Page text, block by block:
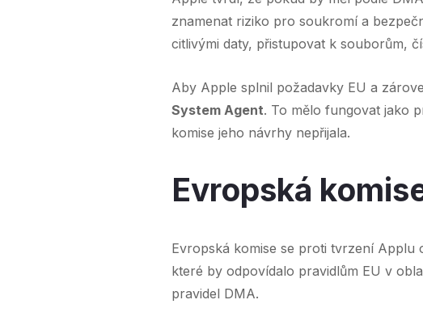
znamenat riziko pro soukromí a
citlivými daty, přistupovat k souborům,
Aby Apple splnil požadavky EU a
System Agent. To mělo fungovat jako
komise jeho návrhy nepřijala.
Evropská
Evropská komise se proti tvrzení Applu
které by odpovídalo pravidlům EU v
pravidel DMA.